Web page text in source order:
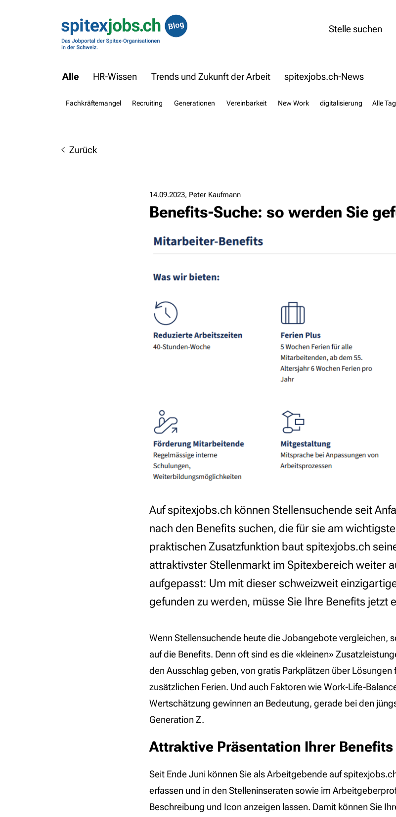
Stelle suchen
Alle HR-Wissen Trends und Zukunft der Arbeit spitexjobs.ch-News
Fachkräftemangel Recruiting Generationen Vereinbarkeit New Work digitalisierung Alle
Zurück
14.09.2023 Peter Kaufmann
Benefits-Suche: so werden Sie
Auf spitexjobs.ch können Stellensuchende seit
nach den Benefits suchen, die für sie am
praktischen Zusatzfunktion baut spitexjobs.ch
attraktivster Stellenmarkt im Spitexbereich weiter
aufgepasst: Um mit dieser schweizweit
gefunden zu werden, müsse Sie Ihre Benefits jetzt
Wenn Stellensuchende heute die Jobangebote vergleichen,
auf die Benefits. Denn oft sind es die «kleinen»
den Ausschlag geben, von gratis Parkplätzen über Lösungen
zusätzlichen Ferien. Und auch Faktoren wie Work-Life-
Wertschätzung gewinnen an Bedeutung, gerade bei den
Generation Z.
Attraktive Präsentation Ihrer Benefits
Seit Ende Juni können Sie als Arbeitgebende auf
erfassen und in den Stelleninseraten sowie im
Beschreibung und Icon anzeigen lassen. Damit können Sie